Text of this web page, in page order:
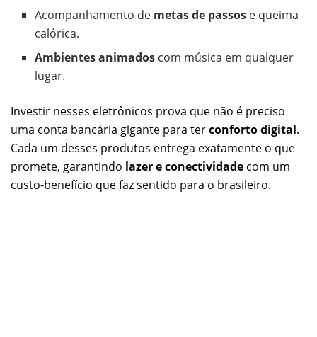
Acompanhamento de metas de passos e queima
calórica.
Ambientes animados com música em qualquer
lugar.
Investir nesses eletrônicos prova que não é preciso
uma conta bancária gigante para terconforto digital.
Cada um desses produtos entrega exatamente o que
promete, garantindo lazer e conectividade com um
custo-benefício que faz sentido para o brasileiro.